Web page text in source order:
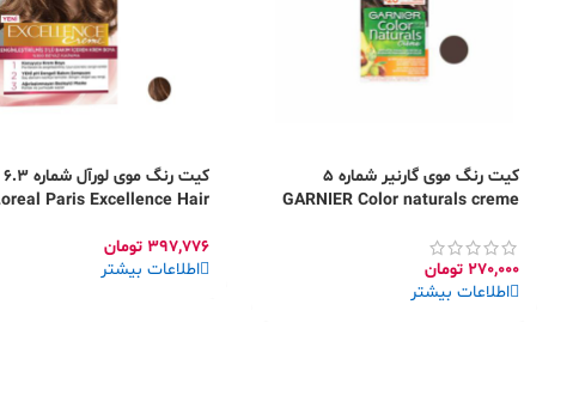
کیت رنگ موی گارنیر شماره 5
GARNIER Color naturals creme
270,000 تومان
اطلاعات بیشتر
کیت رنگ موی لورآل شماره 6.3
Paris Excellence Hair
397,776 تومان
اطلاعات بیشتر